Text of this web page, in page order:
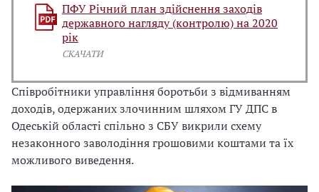
ПФУ Річний план здійснення заходів
державного нагляду (контролю) на 2020
рік
СКАЧАТИ
Співробітники управління боротьби з відмиванням
доходів, одержаних злочинним шляхом ГУ ДПС в
Одеській області спільно з СБУ викрили схему
незаконного заволодіння грошовими коштами та їх
можливого виведення.